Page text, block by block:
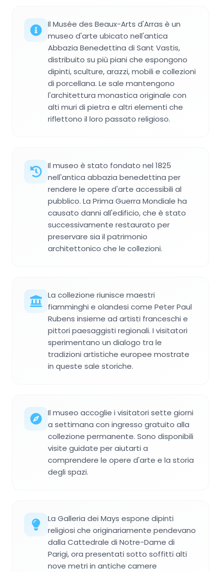
Il Musée des Beaux-Arts d'Arras è un
museo d'arte ubicato nell'antica
Abbazia Benedettina di Sant Vastis,
distribuito su più piani che espongono
dipinti, sculture, arazzi, mobili e collezioni
di porcellana. Le sale mantengono
l'architettura monastica originale con
alti muri di pietra e altri elementi che
riflettono il loro passato religioso.
Il museo è stato fondato nel 1825
nell'antica abbazia benedettina per
rendere le opere d'arte accessibili al
pubblico. La Prima Guerra Mondiale ha
causato danni all'edificio, che è stato
successivamente restaurato per
preservare sia il patrimonio
architettonico che le collezioni.
La collezione riunisce maestri
fiamminghi e olandesi come Peter Paul
Rubens insieme ad artisti franceschi e
pittori paesaggisti regionali. I visitatori
sperimentano un dialogo tra le
tradizioni artistiche europee mostrate
in queste sale storiche.
Il museo accoglie i visitatori sette giorni
a settimana con ingresso gratuito alla
collezione permanente. Sono disponibili
visite guidate per aiutarti a
comprendere le opere d'arte e la storia
degli spazi.
La Galleria dei Mays espone dipinti
religiosi che originariamente pendevano
dalla Cattedrale di Notre-Dame di
Parigi, ora presentati sotto soffitti alti
nove metri in antiche camere